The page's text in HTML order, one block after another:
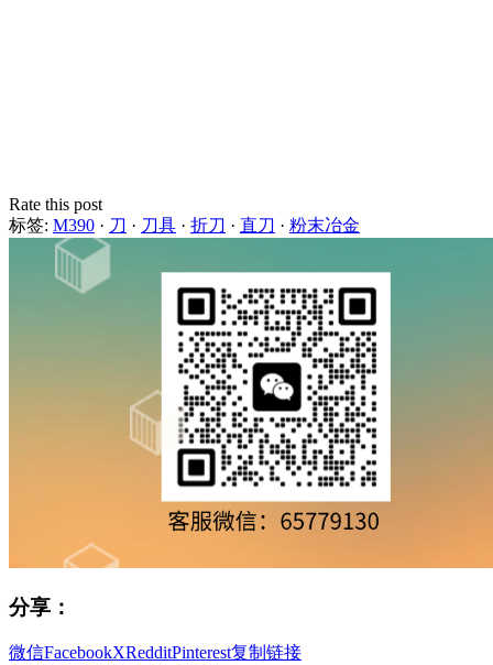
Rate this post
标签: M390 · 刀 · 刀具 · 折刀 · 直刀 · 粉末冶金
分享：
微信FacebookXRedditPinterest复制链接